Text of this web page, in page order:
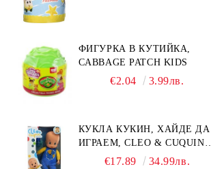
ФИГУРКА В КУТИЙКА,
CABBAGE PATCH KIDS
€2.04 3.99лв.
КУКЛА КУКИН, ХАЙДЕ ДА
ИГРАЕМ, CLEO & CUQUIN,
25 СМ.€17.89 34.99лв.